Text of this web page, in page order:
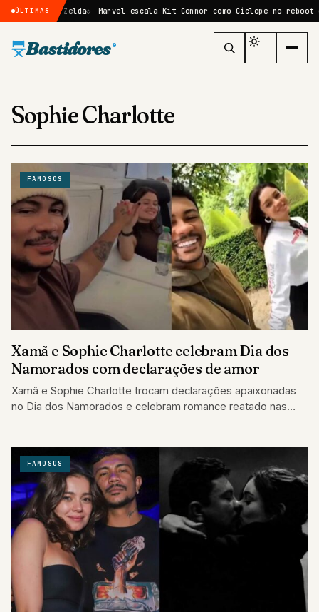
ÚLTIMAS
action de Zelda Marvel escala Kit Connor como Ciclope no reboot de
Bastidores ®
Sophie Charlotte
FAMOSOS
Xamã e Sophie Charlotte celebram Dia dos
Namorados com declarações de amor
Xamã e Sophie Charlotte trocam declarações apaixonadas
no Dia dos Namorados e celebram romance reatado nas
FAMOSOS